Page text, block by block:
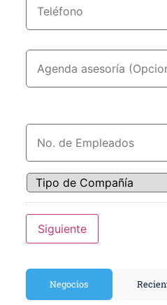
Fecha
No.
de
Empleados *
Tipo
de
Siguiente
Negocios